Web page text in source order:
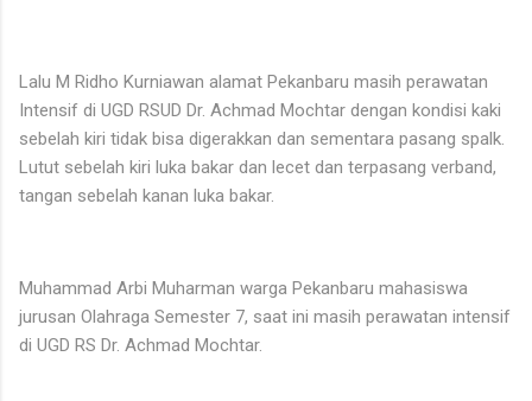
Lalu M Ridho Kurniawan alamat Pekanbaru masih perawatan
Intensif di UGD RSUD Dr. Achmad Mochtar dengan kondisi kaki
sebelah kiri tidak bisa digerakkan dan sementara pasang spalk.
Lutut sebelah kiri luka bakar dan lecet dan terpasang verband,
tangan sebelah kanan luka bakar.
Muhammad Arbi Muharman warga Pekanbaru mahasiswa
jurusan Olahraga Semester 7, saat ini masih perawatan intensif
di UGD RS Dr. Achmad Mochtar.